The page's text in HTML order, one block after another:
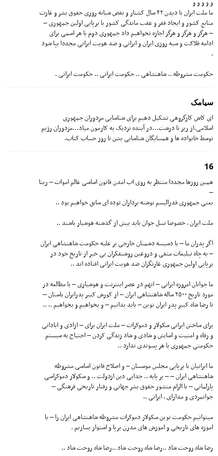
و و و و و
ما ملت ایران با دیدن ۴۲ سال کشتار و نقض شبانه روزی حقوق بشر و غارت
منابع کشور و ایجاد فقر و عقب ماندگی کشور با برپایی اولین جمهوری –
– هرگز و هرگز و هرگز اجازه نخواهیم داد جمهوری دوم با هر اسمی برای
ادامه فلاکت و سیه روزی ایران و ایرانی و ضد هویت ایرانی مجددا بپا شود
.
حکومت مشروطه .. شاهنشاهی .. حکومت ایرانی .. حکومت ایرانی .
سیامک
ای کاش کارگروهی تشکیل دهیم برای شناسایی مزدوران جمهوری
اسلامی.از ریز تا درشت…در آینده نزدیک به کارمون میاد…مزدوران رژیم
توسط خانواده ها و همسایگان شناسایی بشن تا روز حساب کتاب.
16
همین روزها مجددا منتظر به روی اب امدن قانون اساسی عالم اموات – ربنا
–
یعنی جمهوری فدرالیسم نوشته برداران توده ای سابق خواهیم بود ..
ملت ایران ٬ خصوصا نسل جوان باید بیش از گذشته هوشیار باشند ..
اگر پدران ما – با دسیسه دشمنان خارجی بر علیه حکومت شاهنشاهی ایران
– به چاه تبلیغات منفی و دروغین روشنفکران بی خبر از تاریخ خود در
برپایی اولین جمهوری غارتگران ضد هویت ایرانی افتاده اند ..
ما جوانان امروزه ایرانی – انهم در عصر اینترنت و هوشیاری – با مطالعه در
مورد تاریخ ۲۵۰۰ ساله شاهنشاهی ایران – از کورش کبیر پدرایران باستان –
تا رضا شاه کبیر پدر ایران نوین – باید بدانیم – و بخواهیم و بخواهیم .. ..
برای ساختن ایرانی سکولار و دموکرات – ملت ایران برای – ازادی و ابادانی
و رفاه و امنیت و اسایش و شادی و شاد زندگی کردن – احتیاج به سیستم
حکومتی جمهوری با هر پسوندی ندارد ..
ما ایرانیان با برپایی مجلس موسسان – و اصلاح قانون اساسی مشروطه
شاهنشاهی ایران – – بر پایه .. جدایی دین ازدولت .. و سکولار دموکراسی
پارلمانی – با الزام منشور حقوق بشر جهانی و رفتار تاریخی فرهنگی –
جوانمردی و مدارای ٬ ایرانی ..
میتوانیم حکومت نوین سکولار دموکرات مشروطه شاهنشاهی ایران را – با
اموزه های تاریخی و اموزش های مدرن برپا و استوار بسازیم .
رضا شاه روحت شاد ..رضا شاه روحت شاد ..رضا شاه روحت شاد ..